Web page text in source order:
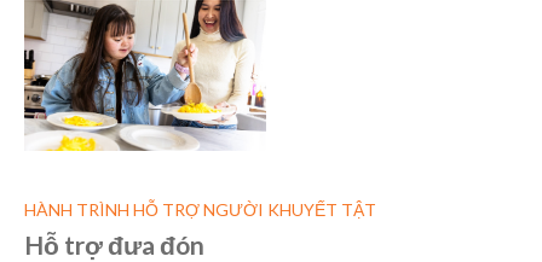
HÀNH TRÌNH HỖ TRỢ NGƯỜI KHUYẾT TẬT
Hỗ trợ đưa đón